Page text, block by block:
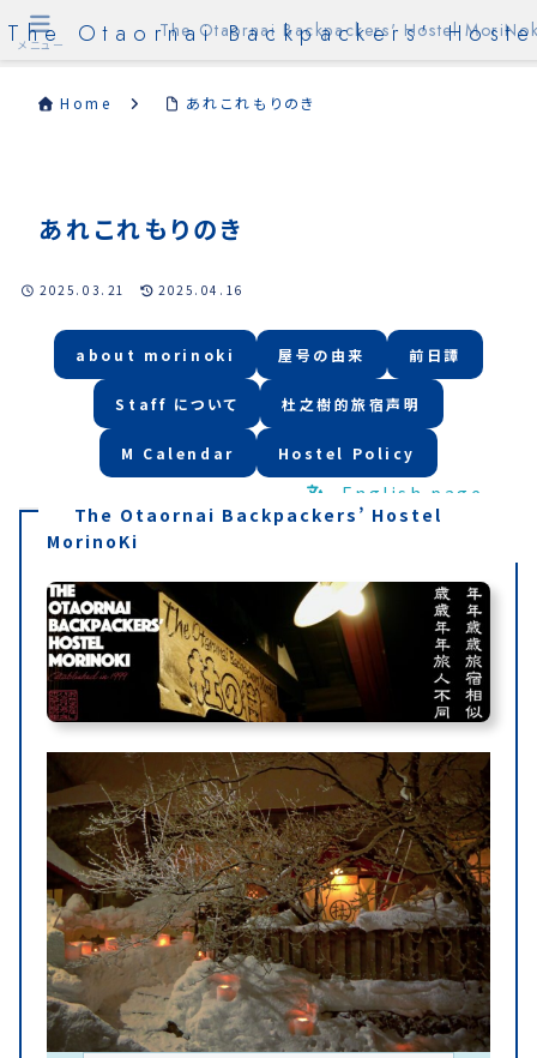
The Otaornai Backpackers'
Home あれこれもりのき
あれこれもりのき
2025.03.21 2025.04.16
about morinoki 屋号の由来 前日譚
Staff について 杜之樹的旅宿声明
M Calendar Hostel Policy
English page
The Otaornai Backpackers’ Hostel
MorinoKi
メニュー
The Otaornai Backpackers' Hostel